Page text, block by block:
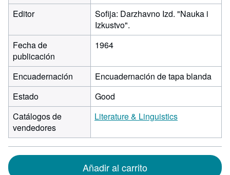
Editor
Sofija: Darzhavno Izd. "Nauka i
Izkustvo".
Fecha de
publicación
1964
Encuadernación
Encuadernación de tapa blanda
Estado
Good
Catálogos de
vendedores
Literature & Linguistics
Añadir al carrito